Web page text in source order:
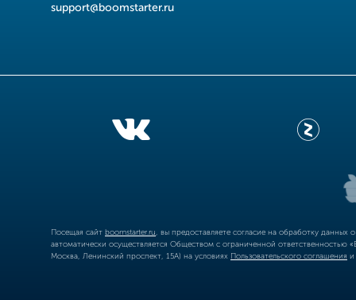
support@boomstarter.ru
Посещая сайт boomstarter.ru , вы предоставляете согласие на обработку
автоматически осуществляется Обществом с ограниченной
Москва, Ленинский проспект, 15А) на условиях Пользовательского соглашения и